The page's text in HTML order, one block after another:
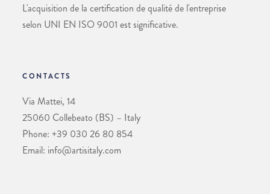
L'acquisition de la certification de qualité de l'entreprise
selon UNI EN ISO 9001 est significative.
CONTACTS
Via Mattei, 14
25060 Collebeato (BS) – Italy
Phone: +39 030 26 80 854
Email: info@artisitaly.com